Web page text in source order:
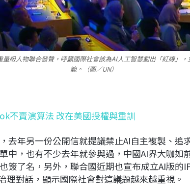
級人物聯合發聲，呼籲國際社會該為AI人工智慧劃出「紅線」
範。（圖／UN）
不賣演算法 改在美國授權與重訓
去年另一份公開信就提議禁止AI自主複製、追
中，也有不少去年就參與過，中國AI界大咖如
簽了名，另外，聯合國近期也宣布成立AI版的
理對話，顯示國際社會對這議題越來越重視。